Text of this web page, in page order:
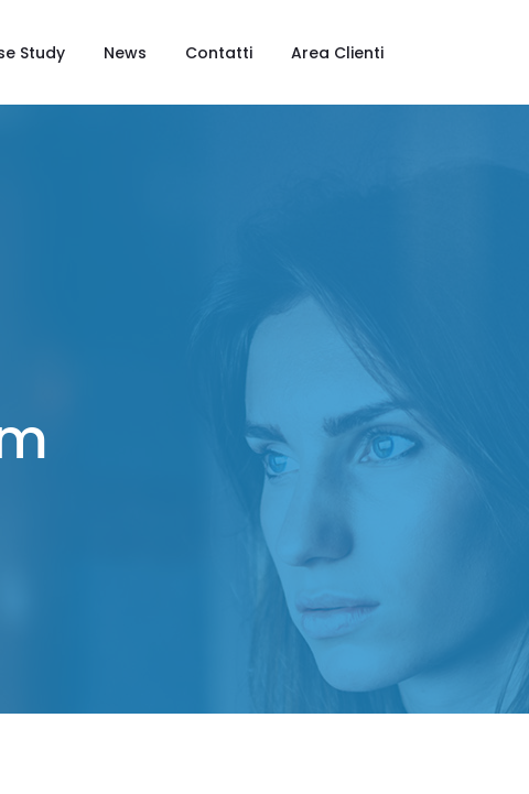
Study News Contatti Area Clienti